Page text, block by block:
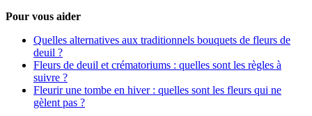
Pour vous aider
Quelles alternatives aux traditionnels bouquets de fleurs de
deuil ?
Fleurs de deuil et crématoriums : quelles sont les règles à
suivre ?
Fleurir une tombe en hiver : quelles sont les fleurs qui ne
gèlent pas ?